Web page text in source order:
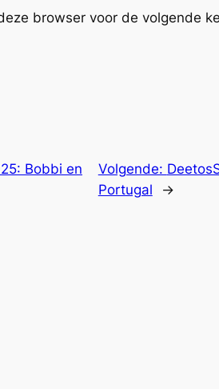
browser voor de volgende
Bobbi en
Volgende:
Portugal
→